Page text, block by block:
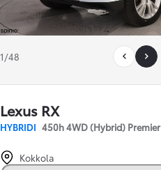
1/48
Lexus RX
HYBRIDI 450h 4WD (Hybrid) Premier
Kokkola